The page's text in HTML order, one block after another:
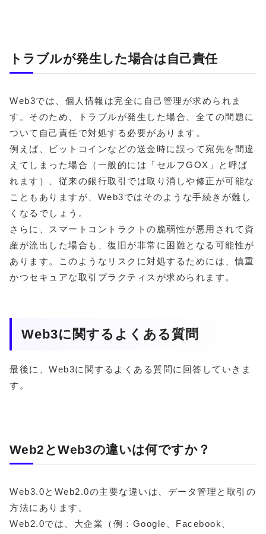
トラブルが発生した場合は自己責任
Web3では、個人情報は完全に自己管理が求められま
す。そのため、トラブルが発生した場合、全ての問題に
ついて自己責任で対処する必要があります。
例えば、ビットコインなどの送金時に誤って宛先を間違
えてしまった場合（一般的には「セルフGOX」と呼ば
れます）、従来の銀行取引では取り消しや修正が可能な
こともありますが、Web3ではそのような手続きが難し
くなるでしょう。
さらに、スマートコントラクトの脆弱性が悪用されて資
産が流出した場合も、復旧が非常に困難となる可能性が
あります。このようなリスクに対処するためには、慎重
かつセキュアな取引プラクティスが求められます。
Web3に関するよくある質問
最後に、Web3に関するよくある質問に回答していきま
す。
Web2とWeb3の違いは何ですか？
Web3.0とWeb2.0の主要な違いは、データ管理と取引の
方法にあります。
Web2.0では、大企業（例：Google、Facebook、